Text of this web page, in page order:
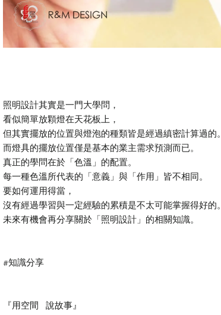
照明設計其實是一門大學問，
看似簡單放顆燈在天花板上，
但其實擺放的位置與燈泡的種類皆是經過縝密計算過的。
而燈具的擺放位置僅是基本的業主需求預測而已。
真正的學問在於「色溫」的配置。
每一種色溫所代表的「意義」與「作用」皆不相同。
要如何運用得當，
沒有經過學習與一定經驗的累積是不太可能掌握得好的。
未來有機會再分享關於「照明設計」的相關知識。
#知識分享
『用空間 說故事』